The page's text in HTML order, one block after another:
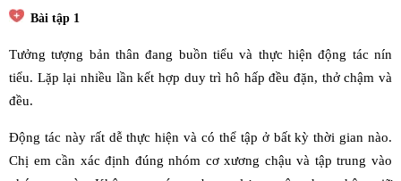
Bài tập 1
Tưởng tượng bản thân đang buồn tiểu và thực hiện động tác nín
tiểu. Lặp lại nhiều lần kết hợp duy trì hô hấp đều đặn, thở chậm và
đều.
Động tác này rất dễ thực hiện và có thể tập ở bất kỳ thời gian nào.
Chị em cần xác định đúng nhóm cơ xương chậu và tập trung vào